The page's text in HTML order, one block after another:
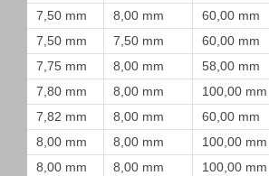
7,50 mm
8,00 mm 60,00 mm
7,50 mm
7,50 mm 60,00 mm
7,75 mm
8,00 mm 58,00 mm
7,80 mm
8,00 mm 100,00 mm
7,82 mm
8,00 mm 60,00 mm
8,00 mm
8,00 mm 100,00 mm
8,00 mm
8,00 mm 100,00 mm